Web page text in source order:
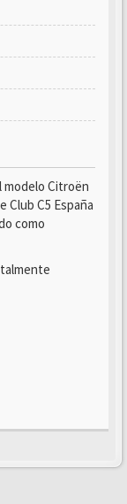
modelo Citroën
Club C5 España
como